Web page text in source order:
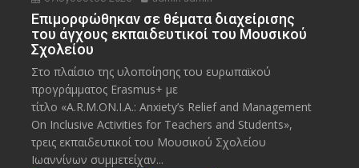
Eπιμορφώθηκαν σε θέματα διαχείρισης
του άγχους εκπαιδευτικοί του Μουσικού
Σχολείου
Στο πλαίσιο της υλοποίησης του ευρωπαϊκού
προγράμματος Erasmus+ με
τίτλο «A.R.M.ON.I.A.: Anxiety’s Relief and Management
On Inclusive Activities for Teachers and Students»,
τρεις εκπαιδευτικοί του Μουσικού Σχολείου
Ιωαννίνων συμμετείχαν...